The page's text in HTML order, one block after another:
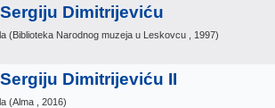
Dimitrijeviću
(Biblioteka Narodnog muzeja u Leskovcu , 1997)
Dimitrijeviću II
(Alma , 2016)